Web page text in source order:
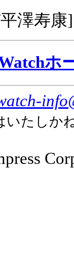
澤寿康]
Watchホ
いたしか